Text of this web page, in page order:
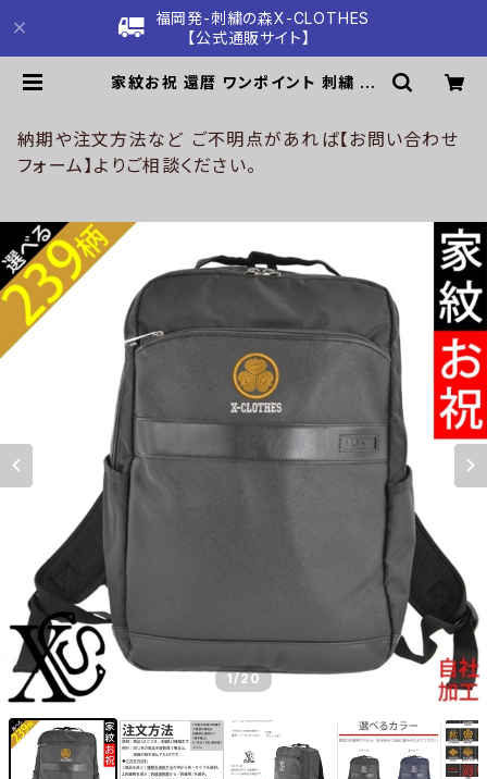
福岡発-刺繍の森X-CLOTHES
【公式通販サイト】
家紋お祝 還暦 ワンポイント 刺繍 ビ
五瓜 桔梗 巴 藤 羽 菱 唐花 木瓜 蔦
桐 クリスマス ori-a-bg158-b07-
s | 刺繍の森X-CLOTHES【公式通
納期や注文方法など ご不明点があれば【お問い合わせ
フォーム】よりご相談ください。
1/20